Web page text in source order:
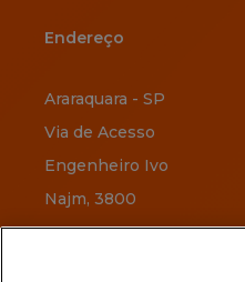
Endereço
Araraquara - SP
Via de Acesso
Engenheiro Ivo
Najm, 3800